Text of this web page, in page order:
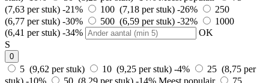
(7,63 per stuk) -21% 100 (7,18 per stuk) -26%
250
(6,77 per stuk) -30% 500 (6,59 per stuk) -32%
1000
(6,41 per stuk) -34%
OK
S
0
5 (9,62 per stuk) 10 (9,25 per stuk) -4%
25 (8,75 per